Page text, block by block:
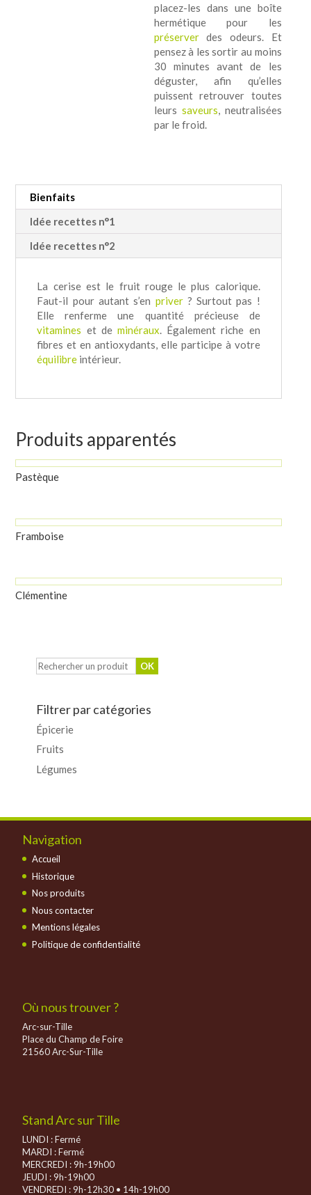
placez-les dans une boîte
hermétique pour les
préserverdes odeurs. Et
pensez à les sortir au moins
30 minutes avant de les
déguster, afin qu’elles
puissent retrouver toutes
leurs saveurs, neutralisées
par le froid.
Bienfaits
Idée recettes n°1
Idée recettes n°2
La cerise est le fruit rouge le plus calorique.
Faut-il pour autant s’en priver? Surtout pas !
Elle renferme une quantité précieuse de
vitamines et de minéraux. Également riche en
fibres et en antioxydants, elle participe à votre
équilibre intérieur.
Produits apparentés
Pastèque
Framboise
Clémentine
Filtrer par catégories
Épicerie
Fruits
Légumes
Navigation
Accueil
Historique
Nos produits
Nous contacter
Mentions légales
Politique de confidentialité
Où nous trouver ?
Arc-sur-Tille
Place du Champ de Foire
21560 Arc-Sur-Tille
Stand Arc sur Tille
LUNDI : Fermé
MARDI : Fermé
MERCREDI : 9h-19h00
JEUDI : 9h-19h00
VENDREDI : 9h-12h30 • 14h-19h00